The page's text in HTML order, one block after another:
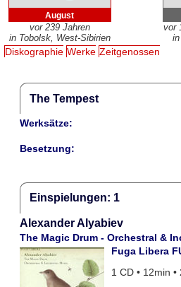
August
vor 239 Jahren
in Tobolsk, West-Sibirien
vor
Diskographie Werke Zeitgenossen
The Tempest
Werksätze:
Besetzung:
Einspielungen: 1
Alexander Alyabiev
The Magic Drum - Orchestral &
Fuga Libera
1 CD • 12min •